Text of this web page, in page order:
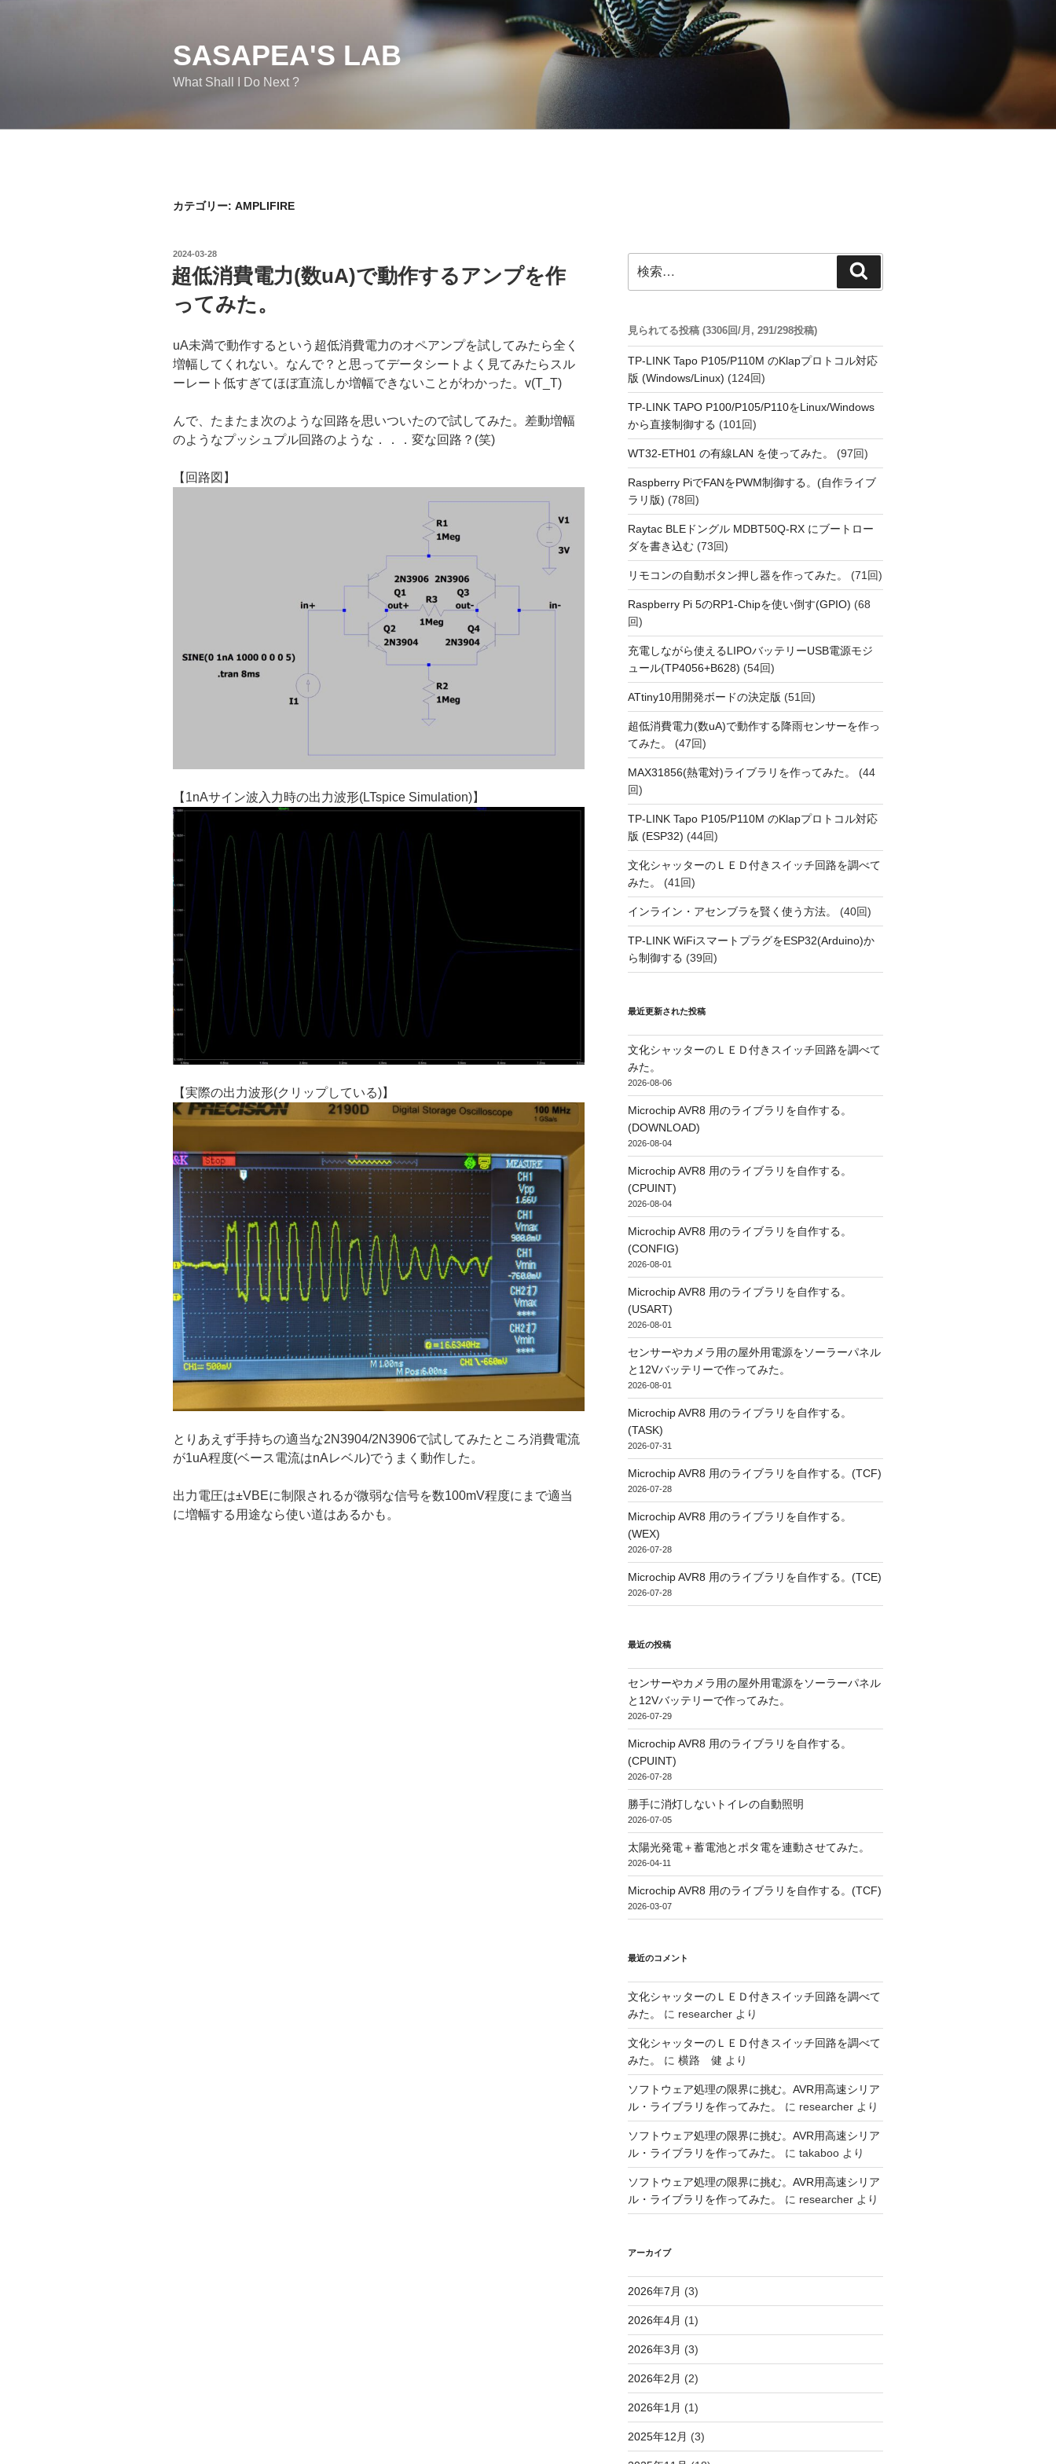
SASAPEA'S LAB
What Shall I Do Next ?
カテゴリー: AMPLIFIRE
投
稿
日:
2024-03-28
超低消費電力(数uA)で動作するアンプを作
ってみた。
uA未満で動作するという超低消費電力のオペアンプを試してみたら全く
増幅してくれない。なんで？と思ってデータシートよく見てみたらスル
ーレート低すぎてほぼ直流しか増幅できないことがわかった。v(T_T)
んで、たまたま次のような回路を思いついたので試してみた。差動増幅
のようなプッシュプル回路のような．．．変な回路？(笑)
【回路図】
【1nAサイン波入力時の出力波形(LTspice Simulation)】
【実際の出力波形(クリップしている)】
とりあえず手持ちの適当な2N3904/2N3906で試してみたところ消費電流
が1uA程度(ベース電流はnAレベル)でうまく動作した。
出力電圧は±VBEに制限されるが微弱な信号を数100mV程度にまで適当
に増幅する用途なら使い道はあるかも。
索:
索
見られてる投稿 (3306回/月, 291/298投稿)
TP-LINK Tapo P105/P110M のKlapプロトコル対応
版 (Windows/Linux) (124回)
TP-LINK TAPO P100/P105/P110をLinux/Windows
から直接制御する (101回)
WT32-ETH01 の有線LAN を使ってみた。 (97回)
Raspberry PiでFANをPWM制御する。(自作ライブ
ラリ版) (78回)
Raytac BLEドングル MDBT50Q-RX にブートロー
ダを書き込む(73回)
リモコンの自動ボタン押し器を作ってみた。 (71回)
Raspberry Pi 5のRP1-Chipを使い倒す(GPIO) (68
回)
充電しながら使えるLIPOバッテリーUSB電源モジ
ュール(TP4056+B628) (54回)
ATtiny10用開発ボードの決定版 (51回)
超低消費電力(数uA)で動作する降雨センサーを作っ
てみた。
(47回)
MAX31856(熱電対)ライブラリを作ってみた。
(44
回)
TP-LINK Tapo P105/P110M のKlapプロトコル対応
版 (ESP32) (44回)
文化シャッターのＬＥＤ付きスイッチ回路を調べて
みた。
(41回)
インライン・アセンブラを賢く使う方法。 (40回)
TP-LINK WiFiスマートプラグをESP32(Arduino)か
ら制御する (39回)
最近更新された投稿
文化シャッターのＬＥＤ付きスイッチ回路を調べて
みた。
2026-08-06
Microchip AVR8 用のライブラリを自作する。
(DOWNLOAD)
2026-08-04
Microchip AVR8 用のライブラリを自作する。
(CPUINT)
2026-08-04
Microchip AVR8 用のライブラリを自作する。
(CONFIG)
2026-08-01
Microchip AVR8 用のライブラリを自作する。
(USART)
2026-08-01
センサーやカメラ用の屋外用電源をソーラーパネル
と12Vバッテリーで作ってみた。
2026-08-01
Microchip AVR8 用のライブラリを自作する。
(TASK)
2026-07-31
Microchip AVR8 用のライブラリを自作する。(TCF)
2026-07-28
Microchip AVR8 用のライブラリを自作する。
(WEX)
2026-07-28
Microchip AVR8 用のライブラリを自作する。(TCE)
2026-07-28
最近の投稿
センサーやカメラ用の屋外用電源をソーラーパネル
と12Vバッテリーで作ってみた。
2026-07-29
Microchip AVR8 用のライブラリを自作する。
(CPUINT)
2026-07-28
勝手に消灯しないトイレの自動照明
2026-07-05
太陽光発電＋蓄電池とポタ電を連動させてみた。
2026-04-11
Microchip AVR8 用のライブラリを自作する。(TCF)
2026-03-07
最近のコメント
文化シャッターのＬＥＤ付きスイッチ回路を調べて
みた。
に researcherより
文化シャッターのＬＥＤ付きスイッチ回路を調べて
みた。
に 横路 健 より
ソフトウェア処理の限界に挑む。AVR用高速シリア
ル・ライブラリを作ってみた。
に researcherより
ソフトウェア処理の限界に挑む。AVR用高速シリア
ル・ライブラリを作ってみた。
に takabooより
ソフトウェア処理の限界に挑む。AVR用高速シリア
ル・ライブラリを作ってみた。
に researcherより
アーカイブ
2026年7月 (3)
2026年4月 (1)
2026年3月 (3)
2026年2月 (2)
2026年1月 (1)
2025年12月 (3)